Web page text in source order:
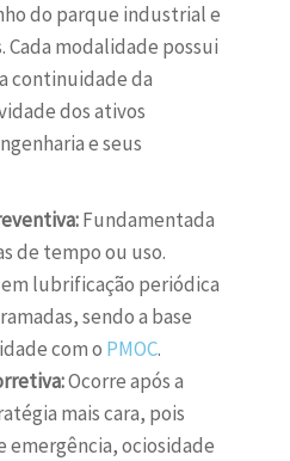
do parque industrial e
modalidade possui
continuidade da
dos ativos
e seus
Fundamentada
de tempo ou uso.
lubrificação periódica
sendo a base
com o PMOC.
Ocorre após a
mais cara, pois
emergência, ociosidade